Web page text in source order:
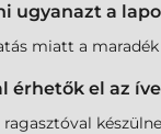
ugyanazt a
miatt a
érhetők el az